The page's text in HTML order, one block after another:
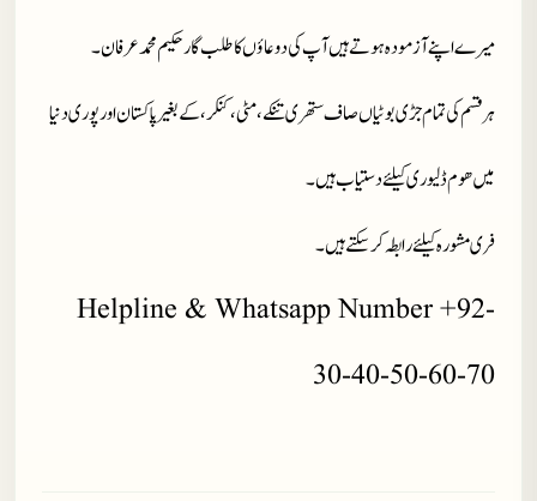
میرے اپنے آزمودہ ہوتے ہیں آپ کی دوعاؤں کا طلب گار حکیم محمد عرفان۔
ہر قسم کی تمام جڑی بوٹیاں صاف ستھری تنکے، مٹی، کنکر، کے بغیر پاکستان اور پوری دنیا
میں ھوم ڈلیوری کیلئے دستیاب ہیں ۔
فری مشورہ کیلئے رابطہ کر سکتے ہیں۔
Helpline & Whatsapp Number +92-
30-40-50-60-70